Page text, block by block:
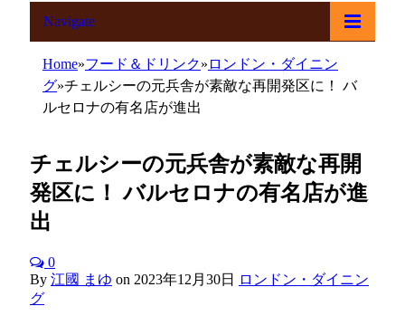
Navigate
Home»フード＆ドリンク» ロンドン・ダイニン
グ»チェルシーの元兵舎が素敵な再開発区に！ バ
ルセロナの有名店が進出
チェルシーの元兵舎が素敵な再開
発区に！ バルセロナの有名店が進
出
0
By 江國 まゆ on 2023年12月30日
ロンドン・ダイニン
グ